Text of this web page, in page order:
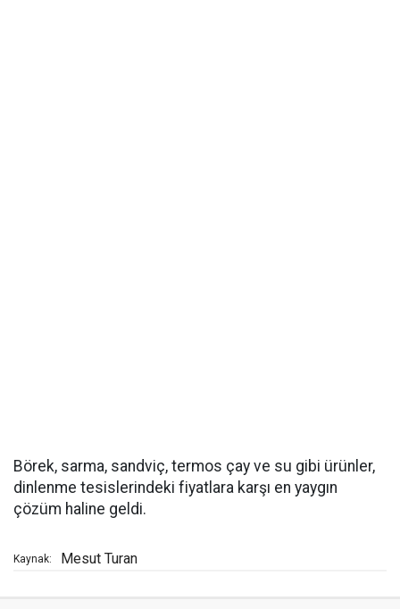
Börek, sarma, sandviç, termos çay ve su gibi ürünler,
dinlenme tesislerindeki fiyatlara karşı en yaygın
çözüm haline geldi.
Kaynak: Mesut Turan